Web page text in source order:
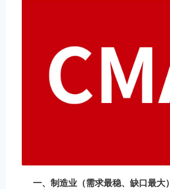
一、制造业（需求最稳、缺口最大）